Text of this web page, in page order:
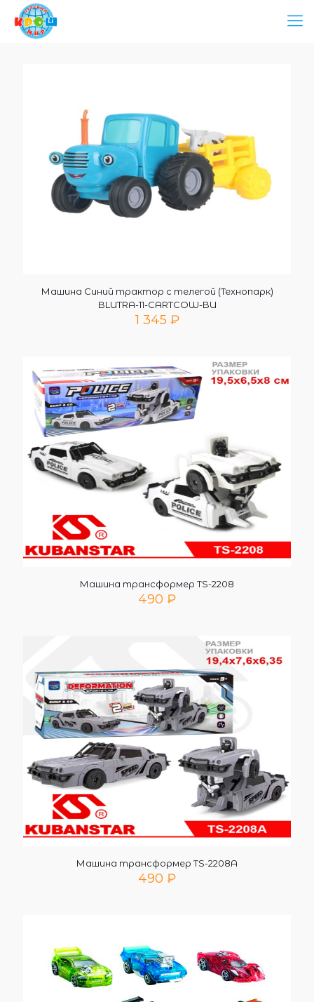
Машина Синий трактор с телегой (Технопарк)
BLUTRA-11-CARTCOW-BU
1 345 ₽
Машина трансформер TS-2208
490 ₽
Машина трансформер TS-2208A
490 ₽